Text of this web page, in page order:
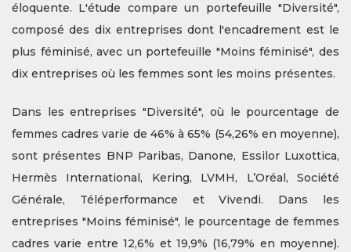
éloquente. L'étude compare un portefeuille "Diversité",
composé des dix entreprises dont l'encadrement est le
plus féminisé, avec un portefeuille "Moins féminisé", des
dix entreprises où les femmes sont les moins présentes.
Dans les entreprises "Diversité", où le pourcentage de
femmes cadres varie de 46% à 65% (54,26% en moyenne),
sont présentes BNP Paribas, Danone, Essilor Luxottica,
Hermès International, Kering, LVMH, L’Oréal, Société
Générale, Téléperformance et Vivendi. Dans les
entreprises "Moins féminisé", le pourcentage de femmes
cadres varie entre 12,6% et 19,9% (16,79% en moyenne).